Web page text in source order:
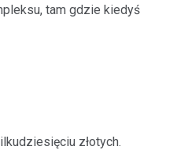
tam gdzie kiedyś
złotych.